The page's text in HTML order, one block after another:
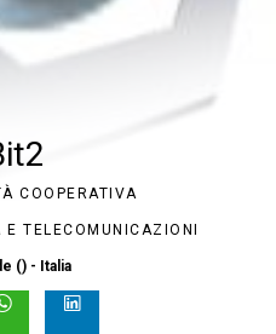
COOPERATIVA
TELECOMUNICAZIONI
() - Italia